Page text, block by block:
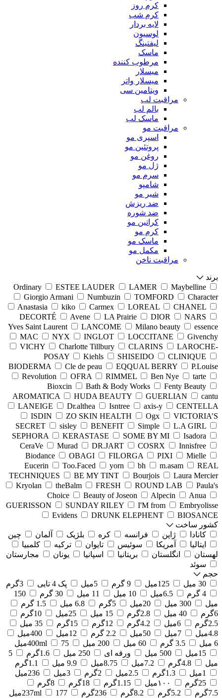
کرم روز
کرم شب
لایه بردار
لوسیون
لیفتینگ
ماسک
مرطوب کننده
میسلار
میسلار واتر
ویتامین سی
مراقبت لب
بالم لب
ماسک لب
مراقبت مو
اسپری مو
پروتئین مو
روغن مو
ژل مو
سرم مو
شامپو
شیر مو
ضد ریزش
ضد شوره
کراتین مو
کرم مو
ماسک مو
مکمل مو
مراقبت ناخن
برند
Ordinary
ESTEE LAUDER LAMER
Maybelline
Giorgio Armani
Numbuzin TOMFORD
Character
Anastasia
kiko Carmex LOREAL
CHANEL
DECORTÉ
Avene LA Prairie DIOR
NARS
Yves Saint Laurent
LANCOME Milano beauty
essence
MAC
NYX INGLOT LOCCITANE
Givenchy
VICHY
Charlotte Tillbury CLARINS
LAROCHE-
POSAY
Kiehls SHISEIDO
CLINIQUE
BIODERMA
Cle de peau EQQUAL BERRY
P.Louise
Revolution
OFRA RIMMEL Ben Nye
tarte
Bioxcin
Bath & Body Works
Fenty Beauty
AROMATICA
HUDA BEAUTY GUERLIAN
cantu
LANEIGE
Dr.althea Isntree axis-y
CENTELLA
ISDIN
ZO SKIN HEALTH Ogx
VICTORIA’S
SECRET
sisley BENEFIT Simple
L.A GIRL
SEPHORA
KERASTASE SOME BY MI
Isadora
CeraVe
Murad DR.JART COSRX
Innisfree
Biodance
OBAGI FILORGA PIXI
Mielle
Eucerin
Too.Faced yorn bh m.asam
REAL
TECHNIQUES
BE MY TINT Bourjois
Laura Mercier
Kryolan
theBalm FRESH ROUND LAB
Paula's
Choice
Beauty of Joseon Alpecin
Anua
GUERISSON
SUNDAY RILEY I'M from
Embryolisse
Evidens
DRUNK ELEPHENT
BIOSANCE
کشور ساخت
کانادا
ژاپن فرانسه کره بلژیک آلمان
چین
ایتالیا
آمریکا سوئیس تایوان ترکیه
کلمبیا
لهستان
انگلستان بریتانیا اسپانیا یونان
مجارستان
سوئد
حجم
30 میل
125میل 9 گرم 5میل پک 4 تایی
3گرم
4 گرم
6.5میل 10 میل 11 میل 30 گرم
150
میل
300 میل 20میل 5گرم 6.8 میل
1.5 گرم
6گرم
40 میل 2.8گرم 15 میل 25میل
10گرم
2.5گرم
6میل 4.2گرم 12گرم 15گرم
35 میل
4.8میل
7میل 50میل 2.2 گرم 12میل
400میل
6 میل
3.5 گرم 60 میل 200 میل 400ml
75میل
15میل
500 میل ورقه ای 250 میل 1.6گرم
5
میل
4.8گرم 7.2میل 8.75میل 9.9 میل
1.1گرم
1میل
1.3گرم 2.5میل 2گرم 3میل
236میل
25گرم
۱۰۰میل 1.15گرم 18گرم
8گرم
7.5گرم
5.2گرم 8.2گرم 236گرم 237ml
177میل